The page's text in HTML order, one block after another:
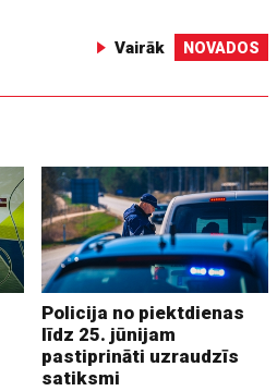
Vairāk NOVADOS
Policija no piektdienas
līdz 25. jūnijam
pastiprināti uzraudzīs
satiksmi